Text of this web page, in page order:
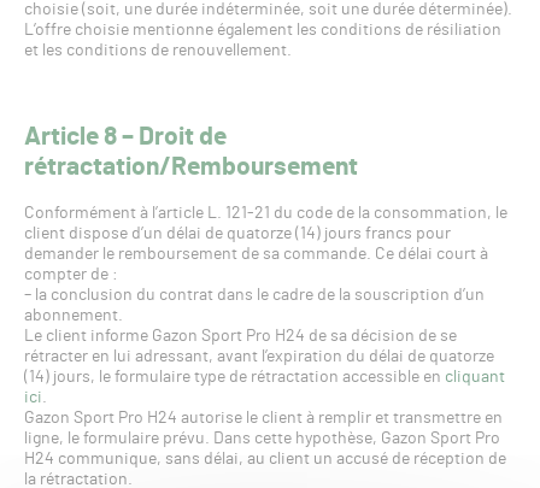
choisie (soit, une durée indéterminée, soit une durée déterminée).
L’offre choisie mentionne également les conditions de résiliation
et les conditions de renouvellement.
Article 8 – Droit de
rétractation/Remboursement
Conformément à l’article L. 121-21 du code de la consommation, le
client dispose d’un délai de quatorze (14) jours francs pour
demander le remboursement de sa commande. Ce délai court à
compter de :
– la conclusion du contrat dans le cadre de la souscription d’un
abonnement.
Le client informe Gazon Sport Pro H24 de sa décision de se
rétracter en lui adressant, avant l’expiration du délai de quatorze
(14) jours, le formulaire type de rétractation accessible en cliquant
ici.
Gazon Sport Pro H24 autorise le client à remplir et transmettre en
ligne, le formulaire prévu. Dans cette hypothèse, Gazon Sport Pro
H24 communique, sans délai, au client un accusé de réception de
la rétractation.